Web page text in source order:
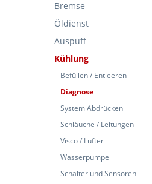
Bremse
Öldienst
Auspuff
Kühlung
Befüllen / Entleeren
Diagnose
System Abdrücken
Schläuche / Leitungen
Visco / Lüfter
Wasserpumpe
Schalter und Sensoren